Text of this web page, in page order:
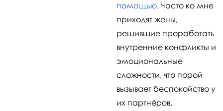
помощью. Часто ко мне
приходят жены,
решившие проработать
внутренние конфликты и
эмоциональные
сложности, что порой
вызывает беспокойство у
их партнёров.